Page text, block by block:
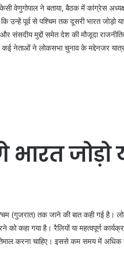
केसी वेणुगोपाल ने बताया, बैठक में कांग्रेस
उन्हें पूर्व से पश्चिम तक दूसरी भारत जोड़ो
संसदीय मुद्दों समेत देश की मौजूदा
नेताओं ने लोकसभा चुनाव के मद्देनजर
जोड़ो
(गुजरात) तक जाने की बात कही गई है।
कहा गया है। रैलियों या महत्वपूर्ण
करना चाहिए। इससे कम समय में अधिक